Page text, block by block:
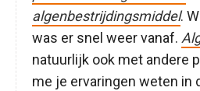
algenbestrijdingsmiddel.
was er snel weer vanaf.
natuurlijk ook met andere
me je ervaringen weten in